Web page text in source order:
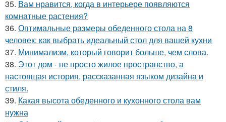
35. Вам нравится, когда в интерьере появляются
комнатные растения?
36. Оптимальные размеры обеденного стола на 8
человек: как выбрать идеальный стол для вашей кухни
37. Минимализм, который говорит больше, чем слова.
38. Этот дом - не просто жилое пространство, а
настоящая история, рассказанная языком дизайна и
стиля.
39. Какая высота обеденного и кухонного стола вам
нужна